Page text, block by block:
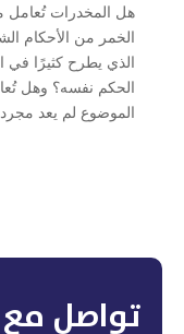
هل المخدرات تُعامل
الخمر من الأحكام
الذي يطرح كثيرًا في
الحكم نفسه؟ وهل
الموضوع لم يعد
تواصل